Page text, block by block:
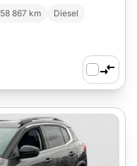
58 867 km
Diesel